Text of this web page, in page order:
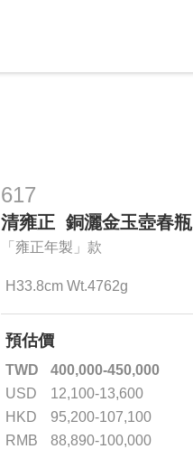
617
清雍正 銅灑金玉壺春瓶
「雍正年製」款
H33.8cm Wt.4762g
預估價
TWD
400,000-450,000
USD
12,100-13,600
HKD
95,200-107,100
RMB
88,890-100,000